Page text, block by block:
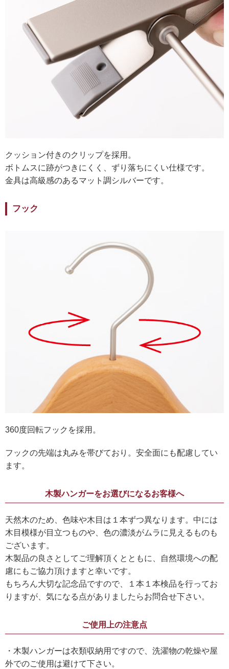
クッション付きのクリップを採用。
ボトムスに跡がつきにくく、ずり落ちにくい仕様です。
金具は高級感のあるマット調シルバーです。
フック
360度回転フックを採用。
フックの先端は丸みを帯びており。安全面にも配慮してい
ます。
木製ハンガーをお選びになるお客様へ
天然木のため、色味や木目は１本ずつ異なります。中には
木目模様が目立つものや、色の濃淡がムラに見えるものも
ございます。
木製品の良さとしてご理解頂くとともに、自然環境への配
慮にもご協力頂けますと幸いです。
もちろん大切な記念品ですので、１本１本検品を行ってお
りますが、気になる点がありましたらお問合せ下さい。
ご使用上の注意点
・木製ハンガーは衣類収納用ですので、洗濯物の乾燥や屋
外でのご使用は避けて下さい。